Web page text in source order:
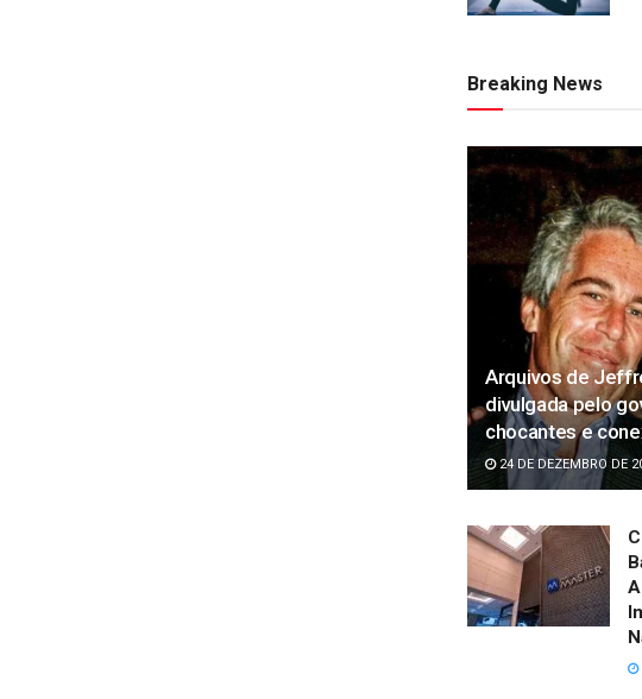
Breaking News
Arquivos de
divulgada pelo
chocantes e
24 DE DEZEMBRO DE